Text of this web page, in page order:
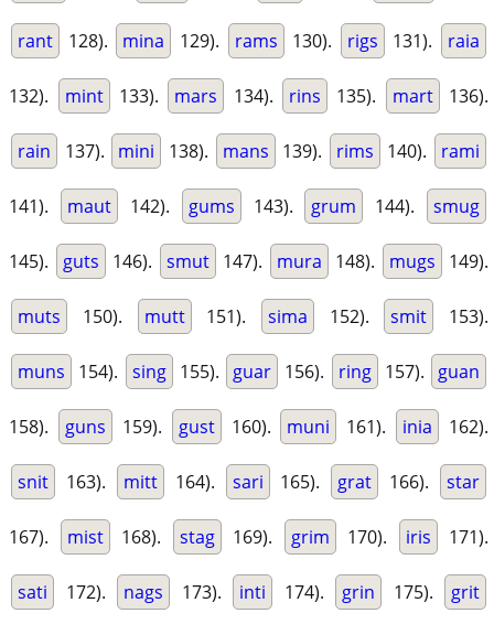
rant 128). mina 129). rams 130). rigs 131). raia
132). mint 133). mars 134). rins 135). mart 136).
rain 137). mini 138). mans 139). rims 140). rami
141). maut 142). gums 143). grum 144). smug
145). guts 146). smut 147). mura 148). mugs 149).
muts 150). mutt 151). sima 152). smit 153).
muns 154). sing 155). guar 156). ring 157). guan
158). guns 159). gust 160). muni 161). inia 162).
snit 163). mitt 164). sari 165). grat 166). star
167). mist 168). stag 169). grim 170). iris 171).
sati 172). nags 173). inti 174). grin 175). grit